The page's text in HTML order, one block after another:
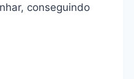
conseguindo